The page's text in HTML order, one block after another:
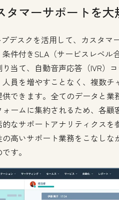
タマーサポートを
デスクを活用して、カスタマ
条件付きSLA（サービスレベル
り当て、自動音声応答（IVR）
員を増やすことなく、複数チ
できます。全てのデータと業
ームに集約されるため、各顧
なサポートアナリティクスを
高いサポート業務をこなしな
す。